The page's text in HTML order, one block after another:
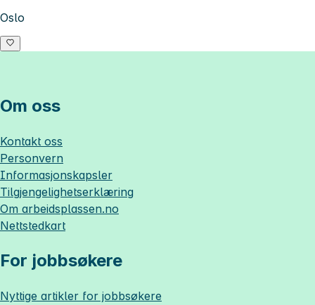
Oslo
Om oss
Kontakt oss
Personvern
Informasjonskapsler
Tilgjengelighetserklæring
Om arbeidsplassen.no
Nettstedkart
For jobbsøkere
Nyttige artikler for jobbsøkere